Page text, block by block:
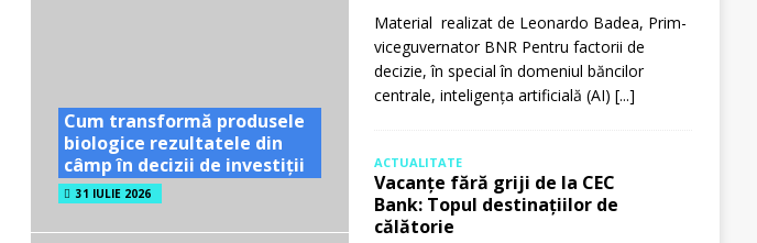
Cum transformă produsele
biologice rezultatele din
câmp în decizii de investiții
31 IULIE 2026
Material realizat de Leonardo Badea, Prim-
viceguvernator BNR Pentru factorii de
decizie, în special în domeniul băncilor
centrale, inteligența artificială (AI) [...]
ACTUALITATE
Vacanțe fără griji de la CEC
Bank: Topul destinațiilor de
călătorie